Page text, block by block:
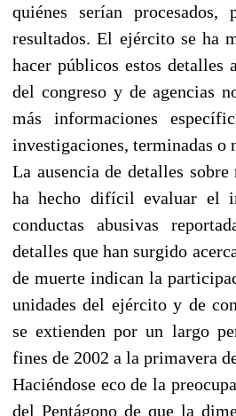
quiénes serían
resultados. El ejército se ha
hacer públicos estos detalles
del congreso y de agencias
más informaciones
investigaciones, terminadas o
La ausencia de detalles sobre
ha hecho difícil evaluar el
conductas abusivas
detalles que han surgido
de muerte indican la
unidades del ejército y de
se extienden por un largo
fines de 2002 a la primavera
Haciéndose eco de la
del Pentágono de que la